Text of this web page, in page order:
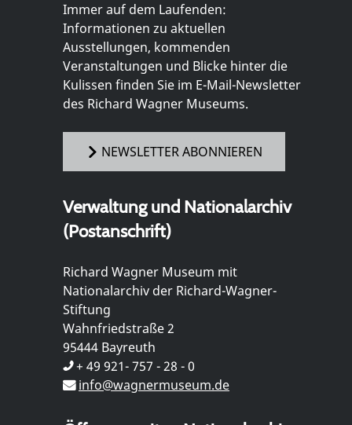
Immer auf dem Laufenden:
Informationen zu aktuellen
Ausstellungen, kommenden
Veranstaltungen und Blicke hinter die
Kulissen finden Sie im E-Mail-Newsletter
des Richard Wagner Museums.
NEWSLETTER ABONNIEREN
Verwaltung und Nationalarchiv
(Postanschrift)
Richard Wagner Museum mit
Nationalarchiv der Richard-Wagner-
Stiftung
Wahnfriedstraße 2
95444 Bayreuth
+ 49 921- 757 - 28 - 0
info@wagnermuseum.de